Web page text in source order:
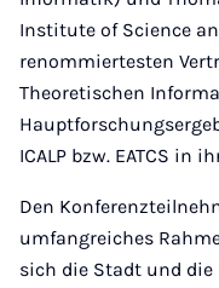
Institute of Science
renommiertesten
Theoretischen
ICALP bzw. EATCS in
Den
umfangreiches
sich die Stadt und die